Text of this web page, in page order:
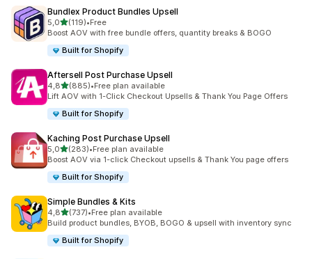
Bundlex Product Bundles Upsell
5,0de 5 estrelas
(119)
119 total de avaliações
•Free
Boost AOV with free bundle offers, quantity breaks & BOGO
Built for Shopify
Aftersell Post Purchase Upsell
4,8de 5 estrelas
(885)
885 total de avaliações
•Free plan available
Lift AOV with 1-Click Checkout Upsells & Thank You Page Offers
Built for Shopify
Kaching Post Purchase Upsell
5,0de 5 estrelas
(283)
283 total de avaliações
•Free plan available
Boost AOV via 1-click Checkout upsells & Thank You page offers
Built for Shopify
Simple Bundles & Kits
4,8de 5 estrelas
(737)
737 total de avaliações
•Free plan available
Build product bundles, BYOB, BOGO & upsell with inventory sync
Built for Shopify